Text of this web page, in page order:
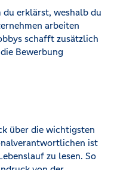
du erklärst, weshalb du
arbeiten
schafft zusätzlich
Bewerbung
über die wichtigsten
ist
zu lesen. So